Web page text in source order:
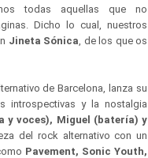
todas aquellas que no
Dicho lo cual, nuestros
Jineta Sónica, de los que os
de Barcelona, lanza su
introspectivas y la nostalgia
y voces), Miguel (batería) y
del rock alternativo con un
Pavement, Sonic Youth,